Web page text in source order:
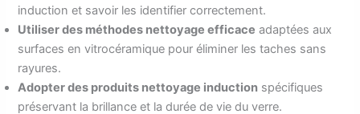
induction et savoir les identifier correctement.
Utiliser des méthodes nettoyage efficace adaptées aux
surfaces en vitrocéramique pour éliminer les taches sans
rayures.
Adopter des produits nettoyage induction spécifiques
préservant la brillance et la durée de vie du verre.